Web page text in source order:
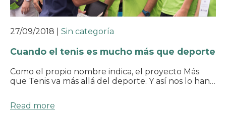
27/09/2018 Sin categoría
Cuando el tenis es mucho más que deporte
Como el propio nombre indica, el proyecto Más
que Tenis va más allá del deporte. Y así nos lo han…
Read more